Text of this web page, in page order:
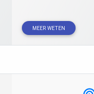
MEER WETEN